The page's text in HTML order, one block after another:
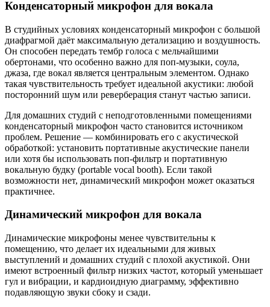
Конденсаторный микрофон для вокала
В студийных условиях конденсаторный микрофон с большой
диафрагмой даёт максимальную детализацию и воздушность.
Он способен передать тембр голоса с мельчайшими
обертонами, что особенно важно для поп-музыки, соула,
джаза, где вокал является центральным элементом. Однако
такая чувствительность требует идеальной акустики: любой
посторонний шум или реверберация станут частью записи.
Для домашних студий с неподготовленными помещениями
конденсаторный микрофон часто становится источником
проблем. Решение — комбинировать его с акустической
обработкой: установить портативные акустические панели
или хотя бы использовать поп-фильтр и портативную
вокальную будку (portable vocal booth). Если такой
возможности нет, динамический микрофон может оказаться
практичнее.
Динамический микрофон для вокала
Динамические микрофоны менее чувствительны к
помещению, что делает их идеальными для живых
выступлений и домашних студий с плохой акустикой. Они
имеют встроенный фильтр низких частот, который уменьшает
гул и вибрации, и кардиоидную диаграмму, эффективно
подавляющую звуки сбоку и сзади.